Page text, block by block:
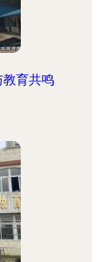
育共鸣